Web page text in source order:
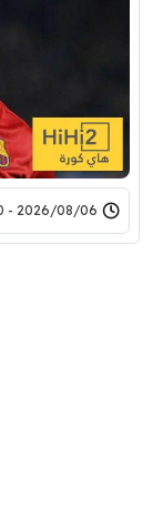
2026/08/06 - 22:40